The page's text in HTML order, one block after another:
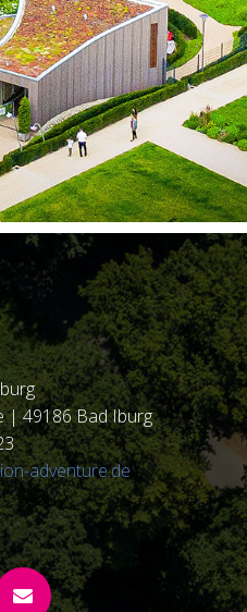
|49186 Bad Iburg
adventure.de